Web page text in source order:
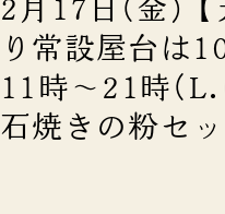
2月17日(金)【
り常設屋台は
11時～21時
石焼きの粉セ